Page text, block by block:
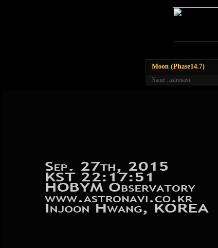
Moon (Phase14.7)
Name : astronavi